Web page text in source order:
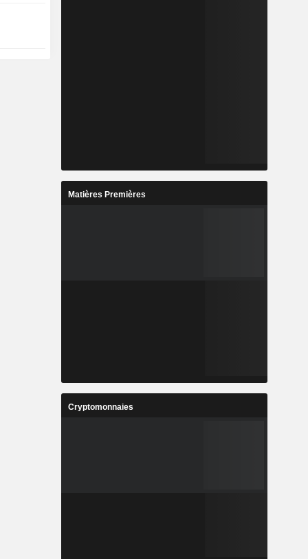
Matières Premières
Cryptomonnaies